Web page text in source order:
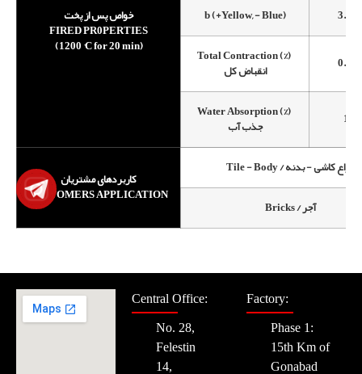
خواص پس از پخت
FIRED PR0PERTIES
(1200 °C for 20 min)
b (+Yellow, - Blue)
Total Contraction (%)
انقباض کل
Water Absorption (%)
جذب آب
کاربردهای مشتریان
CUSTOMERS APPLICATION
Tile - Body / انواع کاشی - بدنه
Bricks / آجر
Central Office:
No. 28,
Felestin
14,
Factory:
Phase 1:
15th Km of
Gonabad